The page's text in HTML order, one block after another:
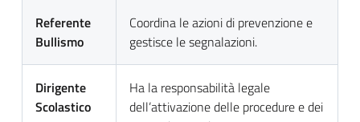
Referente
Bullismo
Coordina le azioni di prevenzione e
gestisce le segnalazioni.
Dirigente
Scolastico
Ha la responsabilità legale
dell’attivazione delle procedure e dei